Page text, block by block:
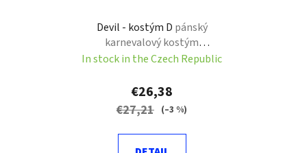
Devil - kostým D pánský
karnevalový kostým
čerta pro dospělé
In stock in the Czech Republic
€26,38
€27,21 (–3 %)